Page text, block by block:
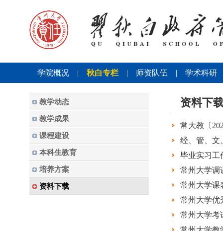
学院概况 | 秋白专栏 | 师资队伍 | 学术科研
教学动态
教学成果
课程建设
本科生教育
培养方案
资料下载
资料下
常大教〔
经、管、文
毕业实习工
常州大学调
常州大学课
常州大学优
常州大学考